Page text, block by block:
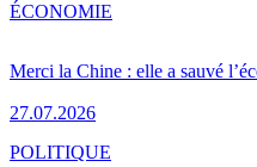
Merci la Chine : elle a sauvé
27.07.2026
ÉCONOMIE
POLITIQUE